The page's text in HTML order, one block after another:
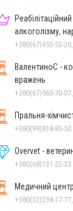
алкоголізму,
ВалентиноС -
вражень
+380(67)960-70-
Пральня-
+380(99)818-85-50
Overvet -
+380(68)131-22-33
Медичний центр
+380(32)259-17-